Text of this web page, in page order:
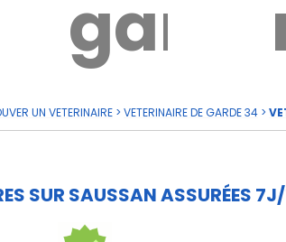
garde
UN VETERINAIRE > VETERINAIRE DE GARDE 34 >
SUR SAUSSAN ASSURÉES